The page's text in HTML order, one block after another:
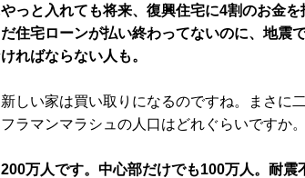
っと入れても将来、復興住宅に4割のお金
住宅ローンが払い終わってないのに、地震
ればならない人も。
しい家は買い取りになるのですね。まさに
ラマンマラシュの人口はどれぐらいですか。
万人です。中心部だけでも100万人。耐